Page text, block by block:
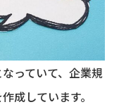
っていて、企業規
成しています。